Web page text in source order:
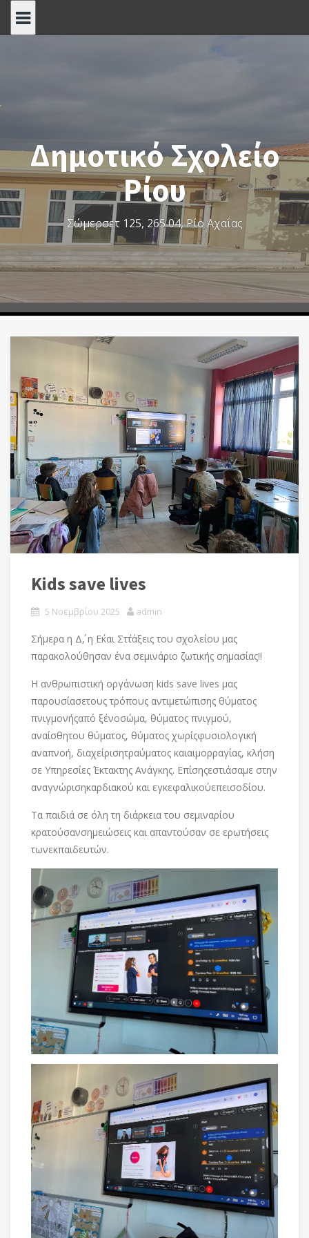
n
e
n
t
Δημοτικό Σχολείο
Ρίου
Σώμερσετ 125, 265 04, Ρίο Αχαΐας
Kids save lives
5 Νοεμβρίου 2025 admin
Σήμερα η Δ΄, η Ε΄και Στ΄τάξεις του σχολείου μας
παρακολούθησαν ένα σεμινάριο ζωτικής σημασίας!!
Η ανθρωπιστική οργάνωση kids save lives μας
παρουσίασετους τρόπους αντιμετώπισης θύματος
πνιγμονήςαπό ξένοσώμα, θύματος πνιγμού,
αναίσθητου θύματος, θύματος χωρίςφυσιολογική
αναπνοή, διαχείρισητραύματος καιαιμορραγίας, κλήση
σε Υπηρεσίες Έκτακτης Ανάγκης. Επίσηςεστιάσαμε στην
αναγνώρισηκαρδιακού και εγκεφαλικούεπεισοδίου.
Τα παιδιά σε όλη τη διάρκεια του σεμιναρίου
κρατούσανσημειώσεις και απαντούσαν σε ερωτήσεις
τωνεκπαιδευτών.